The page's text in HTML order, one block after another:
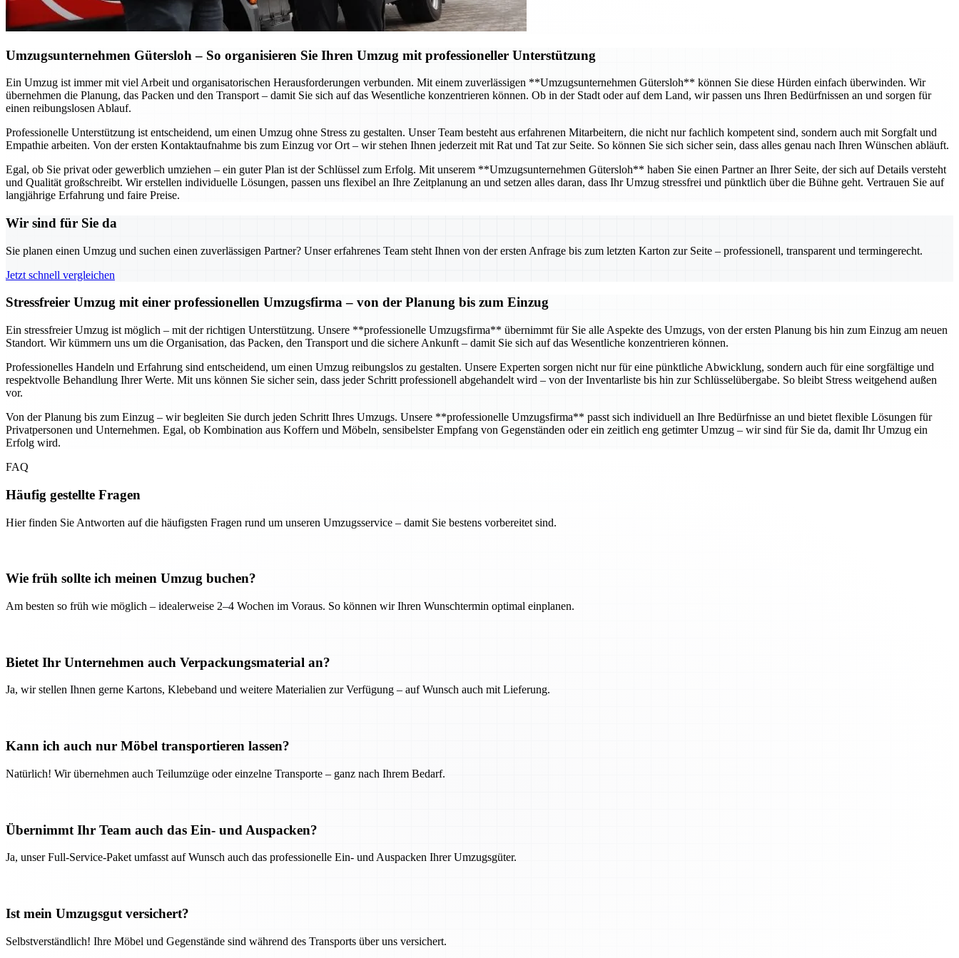
Umzugsunternehmen Gütersloh – So organisieren Sie Ihren Umzug mit professioneller Unterstützung
Ein Umzug ist immer mit viel Arbeit und organisatorischen Herausforderungen verbunden. Mit einem zuverlässigen **Umzugsunternehmen Gütersloh** können Sie diese Hürden einfach überwinden. Wir
übernehmen die Planung, das Packen und den Transport – damit Sie sich auf das Wesentliche konzentrieren können. Ob in der Stadt oder auf dem Land, wir passen uns Ihren Bedürfnissen an und sorgen für
einen reibungslosen Ablauf.
Professionelle Unterstützung ist entscheidend, um einen Umzug ohne Stress zu gestalten. Unser Team besteht aus erfahrenen Mitarbeitern, die nicht nur fachlich kompetent sind, sondern auch mit Sorgfalt und
Empathie arbeiten. Von der ersten Kontaktaufnahme bis zum Einzug vor Ort – wir stehen Ihnen jederzeit mit Rat und Tat zur Seite. So können Sie sich sicher sein, dass alles genau nach Ihren Wünschen abläuft.
Egal, ob Sie privat oder gewerblich umziehen – ein guter Plan ist der Schlüssel zum Erfolg. Mit unserem **Umzugsunternehmen Gütersloh** haben Sie einen Partner an Ihrer Seite, der sich auf Details versteht
und Qualität großschreibt. Wir erstellen individuelle Lösungen, passen uns flexibel an Ihre Zeitplanung an und setzen alles daran, dass Ihr Umzug stressfrei und pünktlich über die Bühne geht. Vertrauen Sie auf
langjährige Erfahrung und faire Preise.
Wir sind für Sie da
Sie planen einen Umzug und suchen einen zuverlässigen Partner? Unser erfahrenes Team steht Ihnen von der ersten Anfrage bis zum letzten Karton zur Seite – professionell, transparent und termingerecht.
Jetzt schnell vergleichen
Stressfreier Umzug mit einer professionellen Umzugsfirma – von der Planung bis zum Einzug
Ein stressfreier Umzug ist möglich – mit der richtigen Unterstützung. Unsere **professionelle Umzugsfirma** übernimmt für Sie alle Aspekte des Umzugs, von der ersten Planung bis hin zum Einzug am neuen
Standort. Wir kümmern uns um die Organisation, das Packen, den Transport und die sichere Ankunft – damit Sie sich auf das Wesentliche konzentrieren können.
Professionelles Handeln und Erfahrung sind entscheidend, um einen Umzug reibungslos zu gestalten. Unsere Experten sorgen nicht nur für eine pünktliche Abwicklung, sondern auch für eine sorgfältige und
respektvolle Behandlung Ihrer Werte. Mit uns können Sie sicher sein, dass jeder Schritt professionell abgehandelt wird – von der Inventarliste bis hin zur Schlüsselübergabe. So bleibt Stress weitgehend außen
vor.
Von der Planung bis zum Einzug – wir begleiten Sie durch jeden Schritt Ihres Umzugs. Unsere **professionelle Umzugsfirma** passt sich individuell an Ihre Bedürfnisse an und bietet flexible Lösungen für
Privatpersonen und Unternehmen. Egal, ob Kombination aus Koffern und Möbeln, sensibelster Empfang von Gegenständen oder ein zeitlich eng getimter Umzug – wir sind für Sie da, damit Ihr Umzug ein
Erfolg wird.
FAQ
Häufig gestellte Fragen
Hier finden Sie Antworten auf die häufigsten Fragen rund um unseren Umzugsservice – damit Sie bestens vorbereitet sind.
Wie früh sollte ich meinen Umzug buchen?
Am besten so früh wie möglich – idealerweise 2–4 Wochen im Voraus. So können wir Ihren Wunschtermin optimal einplanen.
Bietet Ihr Unternehmen auch Verpackungsmaterial an?
Ja, wir stellen Ihnen gerne Kartons, Klebeband und weitere Materialien zur Verfügung – auf Wunsch auch mit Lieferung.
Kann ich auch nur Möbel transportieren lassen?
Natürlich! Wir übernehmen auch Teilumzüge oder einzelne Transporte – ganz nach Ihrem Bedarf.
Übernimmt Ihr Team auch das Ein- und Auspacken?
Ja, unser Full-Service-Paket umfasst auf Wunsch auch das professionelle Ein- und Auspacken Ihrer Umzugsgüter.
Ist mein Umzugsgut versichert?
Selbstverständlich! Ihre Möbel und Gegenstände sind während des Transports über uns versichert.